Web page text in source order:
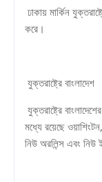
ঢাকায় মার্কিন
করে।
যুক্তরাষ্ট্রে বাংলাদেশ
যুক্তরাষ্ট্রে
মধ্যে রয়েছে
নিউ অরলিন্স এবং নিউ